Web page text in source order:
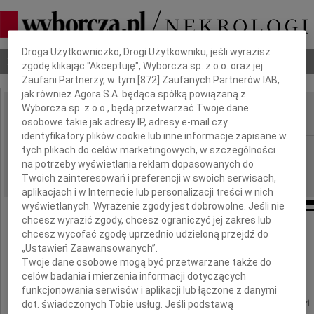
Nekrologi Odeszli Poradnik pogrzebowy
IMIĘ I NAZWISKO:
REGION: Kielce
DATA EMISJI: 16.04.2021
Koleżance
Katarzynie Misztal
Szczere wyrazy współczucia z powodu śmierci
Dbamy o Twoją prywatność
Droga Użytkowniczko, Drogi Użytkowniku, jeśli wyrazisz
zgodę klikając "Akceptuję", Wyborcza sp. z o.o. oraz jej
Zaufani Partnerzy, w tym [872 ] Zaufanych Partnerów IAB,
jak również Agora S.A. będąca spółką powiązaną z
Wyborcza sp. z o.o., będą przetwarzać Twoje dane
osobowe takie jak adresy IP, adresy e-mail czy
identyfikatory plików cookie lub inne informacje zapisane w
tych plikach do celów marketingowych, w szczególności
na potrzeby wyświetlania reklam dopasowanych do
Twoich zainteresowań i preferencji w swoich serwisach,
aplikacjach i w Internecie lub personalizacji treści w nich
wyświetlanych. Wyrażenie zgody jest dobrowolne. Jeśli nie
chcesz wyrazić zgody, chcesz ograniczyć jej zakres lub
chcesz wycofać zgodę uprzednio udzieloną przejdź do
„Ustawień Zaawansowanych”.
Twoje dane osobowe mogą być przetwarzane także do
celów badania i mierzenia informacji dotyczących
funkcjonowania serwisów i aplikacji lub łączone z danymi
dot. świadczonych Tobie usług. Jeśli podstawą